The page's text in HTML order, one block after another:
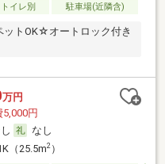
イレ別 駐車場(近隣含)
ットOK☆オートロック付き
万円
円
なし
（25.5m2）